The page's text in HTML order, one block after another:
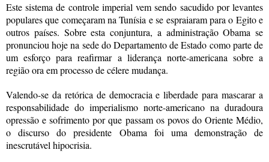
Este sistema de controle imperial vem sendo sacudido por levantes
populares que começaram na Tunísia e se espraiaram para o Egito e
outros países. Sobre esta conjuntura, a administração Obama se
pronunciou hoje na sede do Departamento de Estado como parte de
um esforço para reafirmar a liderança norte-americana sobre a
região ora em processo de célere mudança.
Valendo-se da retórica de democracia e liberdade para mascarar a
responsabilidade do imperialismo norte-americano na duradoura
opressão e sofrimento por que passam os povos do Oriente Médio,
o discurso do presidente Obama foi uma demonstração de
inescrutável hipocrisia.